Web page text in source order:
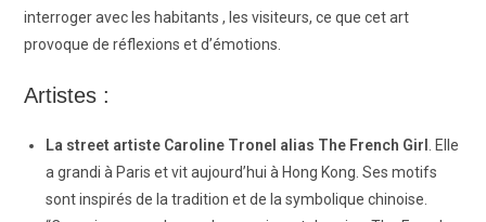
interroger avec les habitants , les visiteurs, ce que cet art
provoque de réflexions et d’émotions.
Artistes :
La street artiste Caroline Tronel alias The French Girl
. Elle
a grandi à Paris et vit aujourd’hui à Hong Kong. Ses motifs
sont inspirés de la tradition et de la symbolique chinoise.